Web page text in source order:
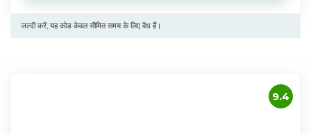
जल्दी करें, यह कोड केवल सीमित समय के लिए वैध हैं।
9.4